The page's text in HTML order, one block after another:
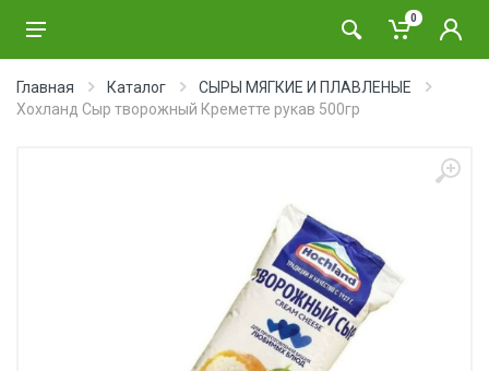
0
Главная Каталог
СЫРЫ МЯГКИЕ И ПЛАВЛЕНЫЕ
Хохланд Сыр творожный Креметте рукав 500гр